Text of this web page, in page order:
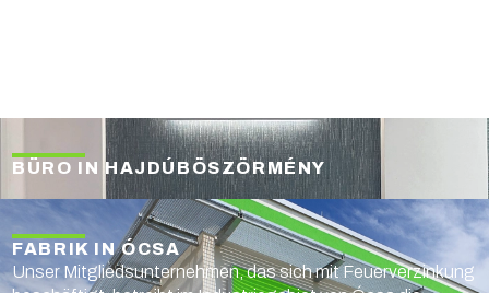
BÜRO IN HAJDÚBÖSZÖRMÉNY
FABRIK IN ÓCSA
Unser Mitgliedsunternehmen, das sich mit Feuerverzinkung